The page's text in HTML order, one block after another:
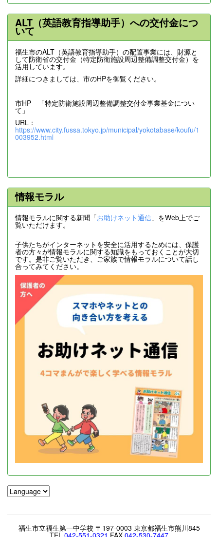
ALT（英語教育指導助手）への交付金につ
いて
福生市のALT（英語教育指導助手）の配置事業には、財源と
して防衛省の交付金（特定防衛施設周辺整備調整交付金）を
活用しています。
詳細につきましては、市のHPを御覧ください。
市HP 「特定防衛施設周辺整備調整交付金事業基金につい
て」
URL：
https://www.city.fussa.tokyo.jp/municipal/yokotabase/koufu/1
003952.html
情報モラル
情報モラルに関する新聞「お助けネット通信 」をWeb上でご
覧いただけます。
子供たちがインターネットを安全に活用するためには、保護
者の方々が情報モラルに関する知識をもっておくことが大切
です。是非ご覧いただき、ご家族で情報モラルについて話し
合ってみてください。
福生市立福生第一中学校 〒197-0003 東京都福生市熊川845
TEL.042-551-0321 FAX. 042-530-7447